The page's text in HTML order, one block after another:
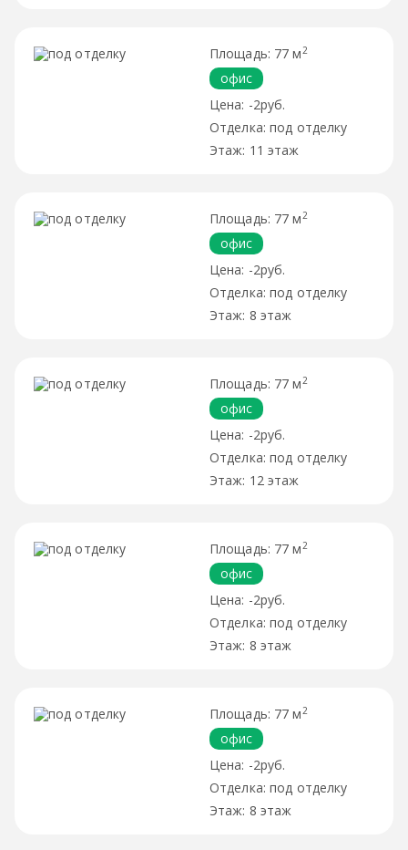
77 м 2
офис
-2руб.
под отделку
11 этаж
77 м 2
офис
-2руб.
под отделку
8 этаж
77 м 2
офис
-2руб.
под отделку
12 этаж
77 м 2
офис
-2руб.
под отделку
8 этаж
77 м 2
офис
-2руб.
под отделку
8 этаж